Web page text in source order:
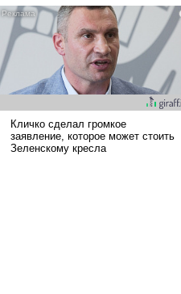
псевдонаучной фантастики,
стало всерьез обсуждаемой
идеей.